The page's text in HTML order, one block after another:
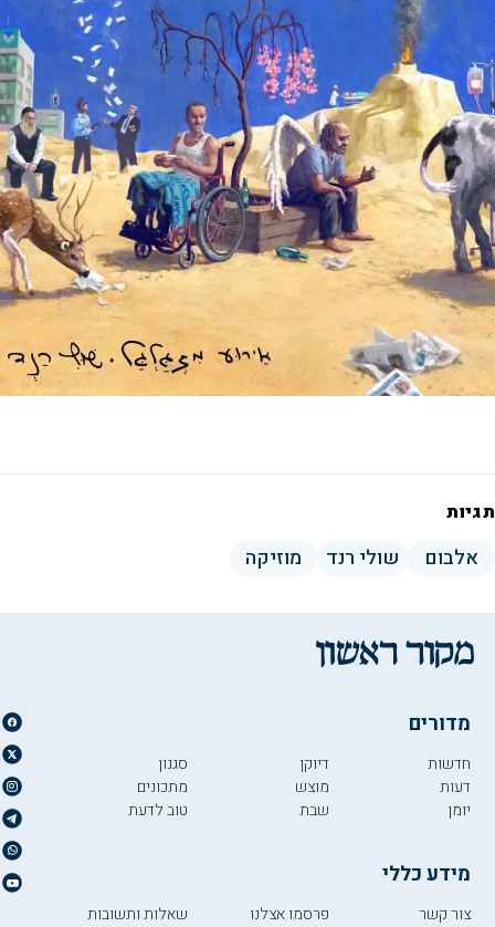
תגיות
אלבום שולי רנד מוזיקה
מדורים
חדשות
דעות
יומן
דיוקן
מוצש
שבת
סגנון
מתכונים
טוב לדעת
מידע כללי
צור קשר
פרסמו אצלנו
שאלות ותשובות